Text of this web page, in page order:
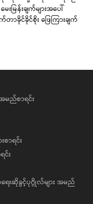
မြန်းချက်များအပေါ်
ာခိုင်ခိုင်စိုး ဖြေကြားချက်
မည်စာရင်း
ာရင်း
း
ေးဆိုခွင့်ပုဂ္ဂိုလ်များ အမည်